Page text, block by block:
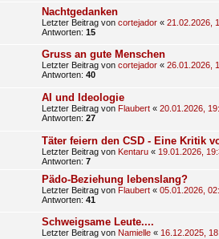
Nachtgedanken
Letzter Beitrag von cortejador « 21.02.2026,
Antworten: 15
Gruss an gute Menschen
Letzter Beitrag von cortejador « 26.01.2026,
Antworten: 40
AI und Ideologie
Letzter Beitrag von Flaubert « 20.01.2026,
Antworten: 27
Täter feiern den CSD - Eine Kritik
Letzter Beitrag von Kentaru « 19.01.2026,
Antworten: 7
Pädo-Beziehung lebenslang?
Letzter Beitrag von Flaubert « 05.01.2026,
Antworten: 41
Schweigsame Leute....
Letzter Beitrag von Namielle « 16.12.2025,